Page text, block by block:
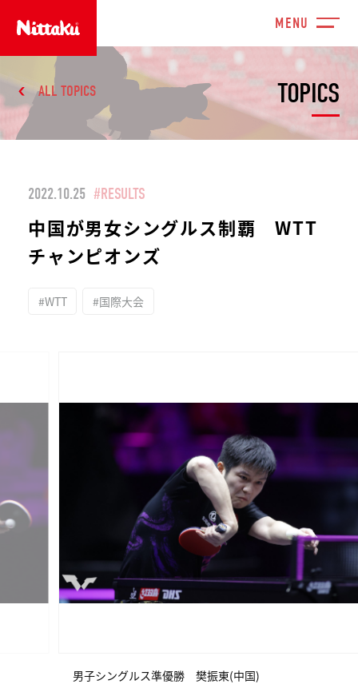
TOPICS
ALL TOPICS
2022.10.25 #RESULTS
中国が男女シングルス制覇 WTT
チャンピオンズ
#WTT #国際大会
男子シングルス準優勝 樊振東(中国)